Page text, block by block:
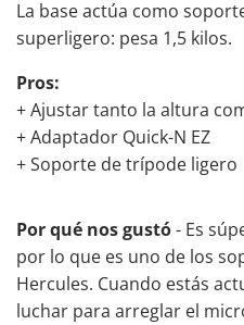
La base actúa como
superligero: pesa 1,5 kilos.
Pros:
+ Ajustar tanto la altura
+ Adaptador Quick-N EZ
+ Soporte de trípode ligero
Por qué nos gustó- Es
por lo que es uno de los
Hercules. Cuando estás
luchar para arreglar el